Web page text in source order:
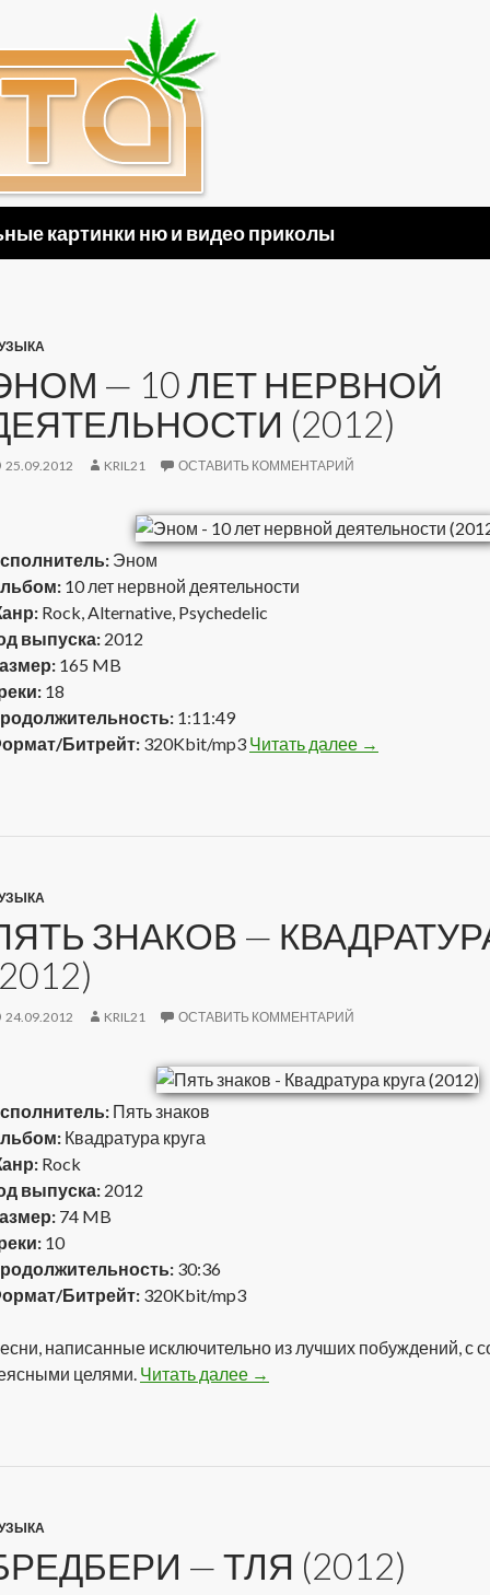
картинки ню и видео приколы
— 10 ЛЕТ НЕРВНОЙ
(2012)
25.09.2012 KRIL21 ОСТАВИТЬ КОММЕНТАРИЙ
Эном
10 лет нервной деятельности
Rock, Alternative, Psychedelic
выпуска: 2012
165 MB
18
1:11:49
Битрейт: 320Kbit/mp3 Читать далее Эном — 10 лет
→
ЗНАКОВ —
24.09.2012 KRIL21 ОСТАВИТЬ КОММЕНТАРИЙ
Пять знаков
Квадратура круга
Rock
выпуска: 2012
74 MB
10
30:36
Битрейт: 320Kbit/mp3
написанные исключительно из лучших побуждений, с
целями. Читать далее Пять знаков — Квадратура
→
— ТЛЯ (2012)